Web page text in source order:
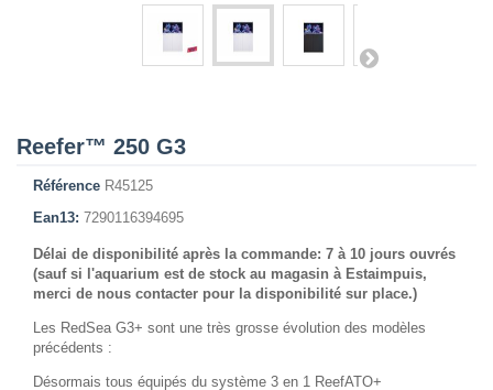
Reefer™ 250 G3
Référence R45125
Ean13: 7290116394695
Délai de disponibilité après la commande: 7 à 10 jours ouvrés
(sauf si l'aquarium est de stock au magasin à Estaimpuis,
merci de nous contacter pour la disponibilité sur place.)
Les RedSea G3+ sont une très grosse évolution des modèles
précédents :
Désormais tous équipés du système 3 en 1 ReefATO+